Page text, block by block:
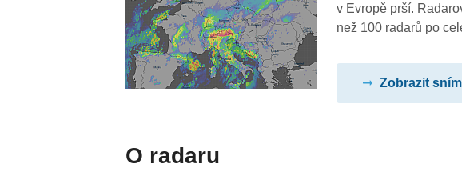
v Evropě prší.
než 100 radarů po
Zobrazit
O radaru